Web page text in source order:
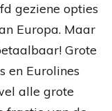
geziene opties
Europa. Maar
Grote
en Eurolines
alle grote